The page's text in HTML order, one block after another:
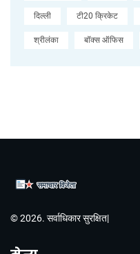
दिल्ली टी20 क्रिकेट
श्रीलंका बॉक्स ऑफिस
© 2026. सर्वाधिकार सुरक्षित|